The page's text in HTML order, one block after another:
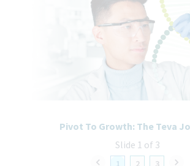
Oder noch mehr Einblicke
Dann folg uns bei Instagram für echte
Arbeitest Du bereits @TEVA?
Wenn Du ein aktueller Teva-Mitarbeiter bist,
über die interne Karriereseite unter
1 2 3
Pivot To Growth: The Teva
Slide 1 of 3